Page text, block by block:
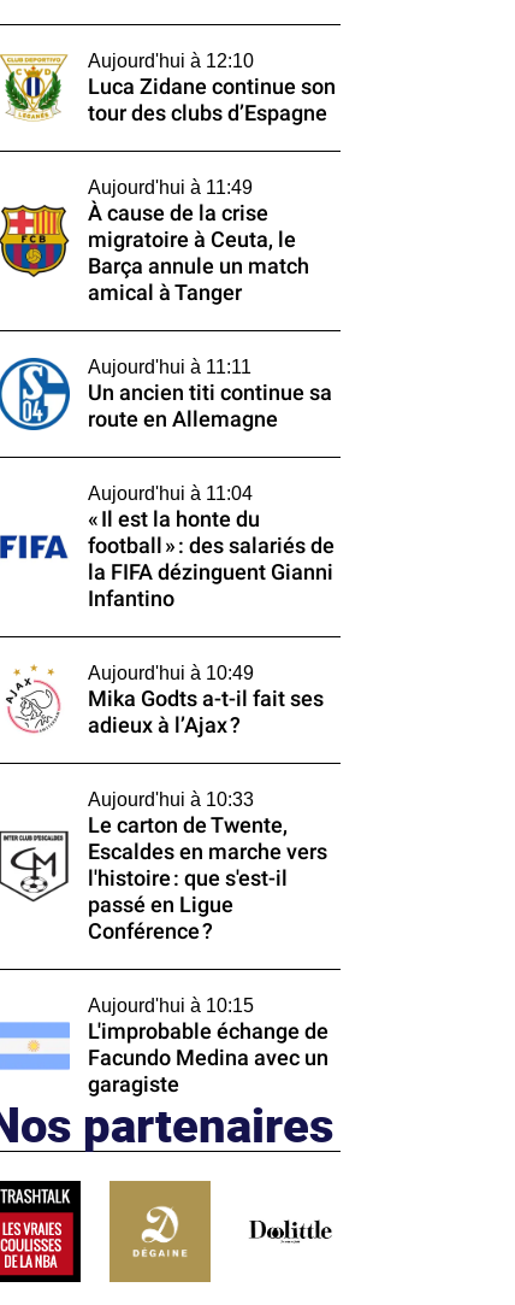
Aujourd'hui à 12:10
Luca Zidane continue son
tour des clubs d’Espagne
Aujourd'hui à 11:49
À cause de la crise
migratoire à Ceuta, le
Barça annule un match
amical à Tanger
Aujourd'hui à 11:11
Un ancien titi continue sa
route en Allemagne
Aujourd'hui à 11:04
« Il est la honte du
football » : des salariés de
la FIFA dézinguent Gianni
Infantino
Aujourd'hui à 10:49
Mika Godts a-t-il fait ses
adieux à l’Ajax ?
Aujourd'hui à 10:33
Le carton de Twente,
Escaldes en marche vers
l'histoire : que s'est-il
passé en Ligue
Conférence ?
Aujourd'hui à 10:15
L'improbable échange de
Facundo Medina avec un
garagiste
partenaires